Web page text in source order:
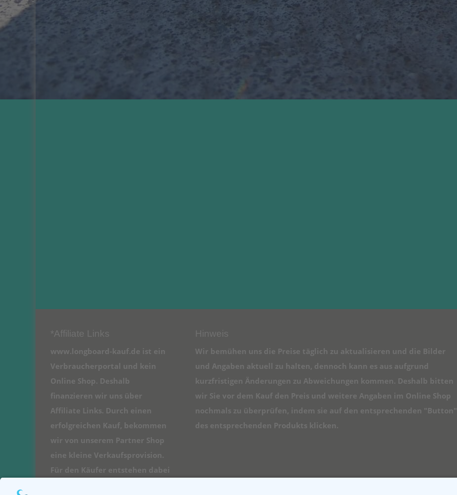
*Affiliate Links
www.longboard-kauf.de ist ein
Verbraucherportal und kein
Online Shop. Deshalb
finanzieren wir uns über
Affiliate Links. Durch einen
erfolgreichen Kauf, bekommen
wir von unserem Partner Shop
eine kleine Verkaufsprovision.
Für den Käufer entstehen dabei
Hinweis
Wir bemühen uns die Preise täglich zu aktualisieren und die Bilder
und Angaben aktuell zu halten, dennoch kann es aus aufgrund
kurzfristigen Änderungen zu Abweichungen kommen. Deshalb bitten
wir Sie vor dem Kauf den Preis und weitere Angaben im Online Shop
nochmals zu überprüfen, indem sie auf den entsprechenden "Button"
des entsprechenden Produkts klicken.